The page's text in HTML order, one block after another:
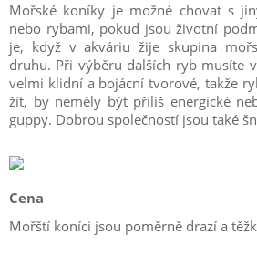
Mořské koníky je možné chovat s
nebo rybami, pokud jsou životní
je, když v akváriu žije skupina
druhu. Při výběru dalších ryb musíte
velmi klidní a bojácní tvorové, takže
žít, by neměly být příliš energické
guppy. Dobrou společností jsou také
Cena
Mořští koníci jsou poměrně drazí a